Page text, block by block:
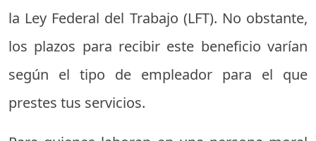
la Ley Federal del Trabajo (LFT). No obstante,
los plazos para recibir este beneficio varían
según el tipo de empleador para el que
prestes tus servicios.